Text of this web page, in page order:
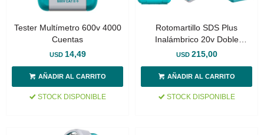
Tester Multímetro 600v 4000
Cuentas
USD 14,49
STOCK DISPONIBLE
Rotomartillo SDS Plus
Inalámbrico 20v Doble
Batería 4.0Ah - Sin Carbones
USD 215,00
STOCK DISPONIBLE